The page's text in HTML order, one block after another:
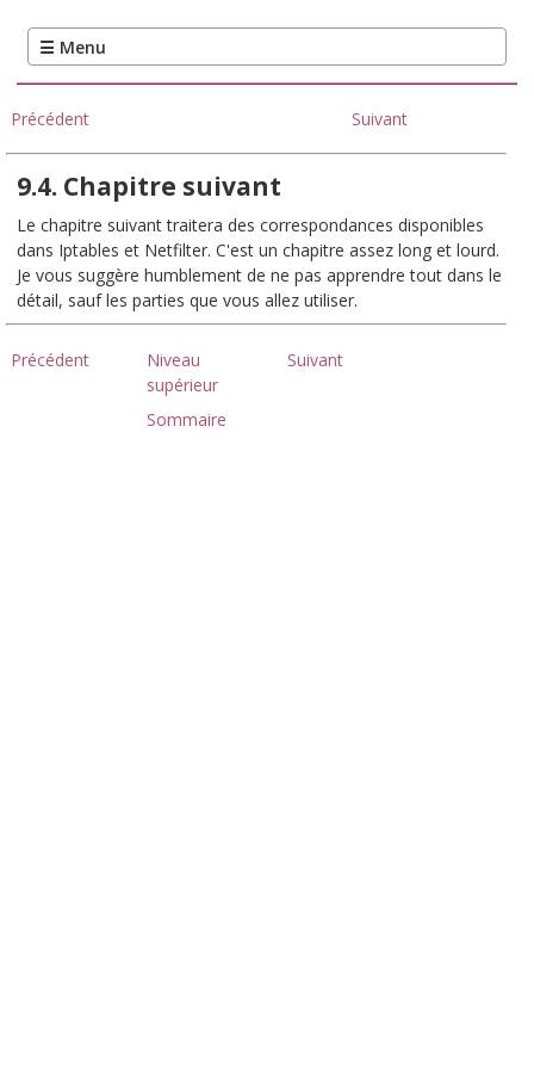
Précédent Suivant
9.4. Chapitre suivant
Le chapitre suivant traitera des correspondances disponibles
dans Iptables et Netfilter. C'est un chapitre assez long et lourd.
Je vous suggère humblement de ne pas apprendre tout dans le
détail, sauf les parties que vous allez utiliser.
Précédent
Niveau
supérieur
Suivant
Sommaire